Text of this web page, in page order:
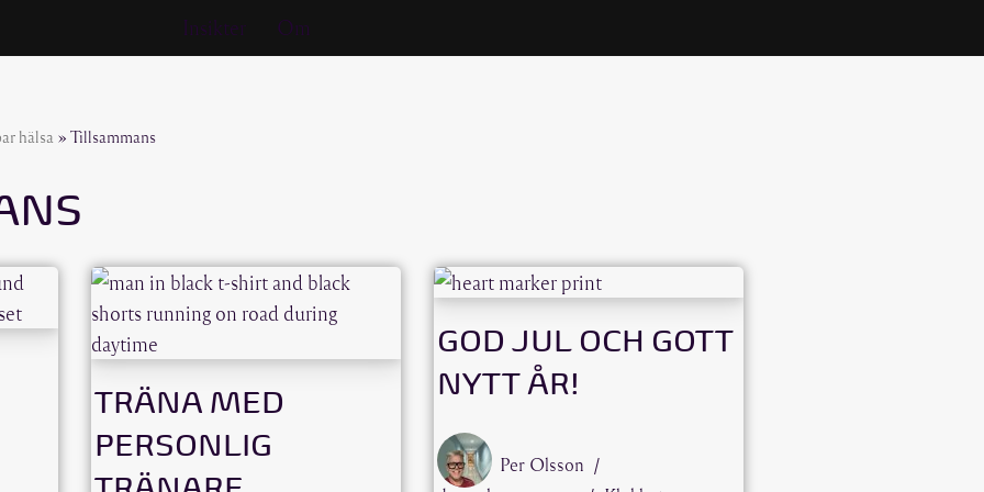
Insikter Om
hälsa » Tillsammans
TRÄNA MED
PERSONLIG
GOD JUL OCH GOTT
NYTT ÅR!
Per Olsson